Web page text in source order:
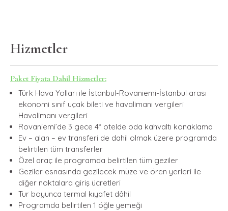
Hizmetler
Paket Fiyata Dahil Hizmetler:
Türk Hava Yolları ile İstanbul-Rovaniemi-İstanbul arası
ekonomi sınıf uçak bileti ve havalimanı vergileri
Havalimanı vergileri
Rovaniemi’de 3 gece 4* otelde oda kahvaltı konaklama
Ev – alan – ev transferi de dahil olmak üzere programda
belirtilen tüm transferler
Özel araç ile programda belirtilen tüm geziler
Geziler esnasında gezilecek müze ve ören yerleri ile
diğer noktalara giriş ücretleri
Tur boyunca termal kıyafet dâhil
Programda belirtilen 1 öğle yemeği